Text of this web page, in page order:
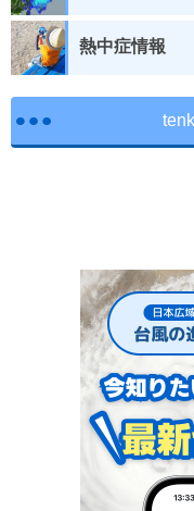
熱中症情報